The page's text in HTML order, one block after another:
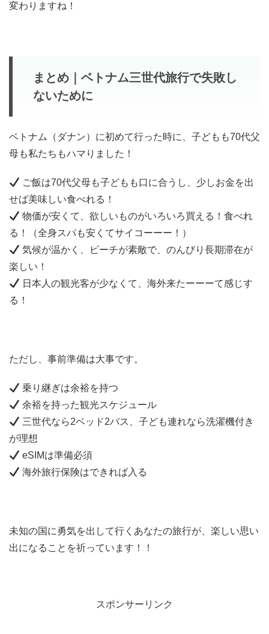
変わりますね！
まとめ｜ベトナム三世代旅行で失敗し
ないために
ベトナム（ダナン）に初めて行った時に、子どもも70代父
母も私たちもハマりました！
ご飯は70代父母も子どもも口に合うし、少しお金を出
せば美味しい食べれる！
物価が安くて、欲しいものがいろいろ買える！食べれ
る！（全身スパも安くてサイコーーー！）
気候が温かく、ビーチが素敵で、のんびり長期滞在が
楽しい！
日本人の観光客が少なくて、海外来たーーーて感じす
る！
ただし、事前準備は大事です。
乗り継ぎは余裕を持つ
余裕を持った観光スケジュール
三世代なら2ベッド2バス、子ども連れなら洗濯機付き
が理想
eSIMは準備必須
海外旅行保険はできれば入る
未知の国に勇気を出して行くあなたの旅行が、楽しい思い
出になることを祈っています！！
スポンサーリンク